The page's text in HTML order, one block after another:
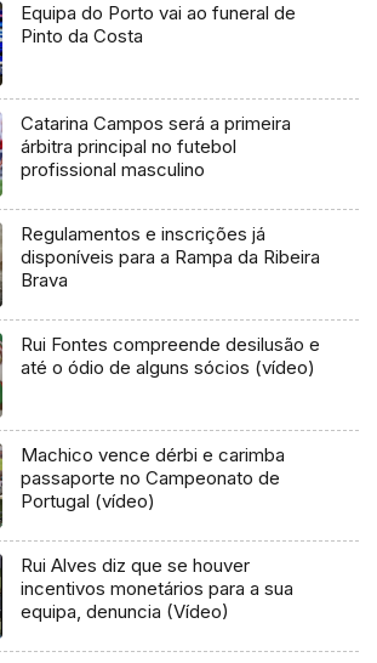
Equipa do Porto vai ao funeral de
Pinto da Costa
Catarina Campos será a primeira
árbitra principal no futebol
profissional masculino
Regulamentos e inscrições já
disponíveis para a Rampa da Ribeira
Brava
Rui Fontes compreende desilusão e
até o ódio de alguns sócios (vídeo)
Machico vence dérbi e carimba
passaporte no Campeonato de
Portugal (vídeo)
Rui Alves diz que se houver
incentivos monetários para a sua
equipa, denuncia (Vídeo)